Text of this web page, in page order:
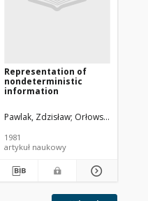
Representation of
nondeterministic
information
Pawlak, Zdzisław Orłowska, Ewa
1981
artykuł naukowy